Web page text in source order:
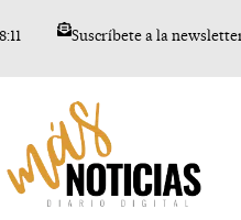
Suscríbete a la